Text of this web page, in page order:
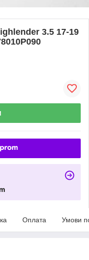
3.5 17-19
Оплата Умови